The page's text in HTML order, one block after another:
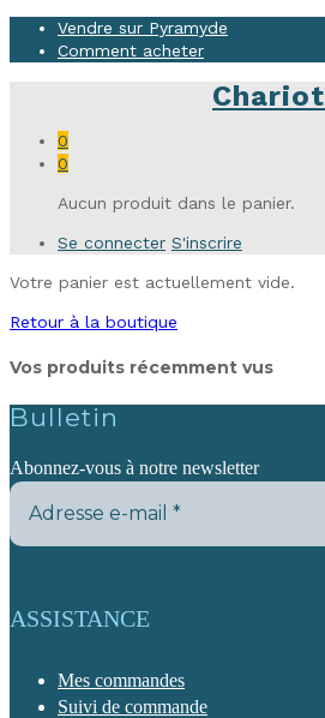
Vendre sur Pyramyde
Comment acheter
Chariot
0
0
Aucun produit dans le panier.
Se connecter S'inscrire
Votre panier est actuellement vide.
Retour à la boutique
Vos produits récemment vus
Bulletin
Abonnez-vous à notre newsletter
ASSISTANCE
Mes commandes
Suivi de commande